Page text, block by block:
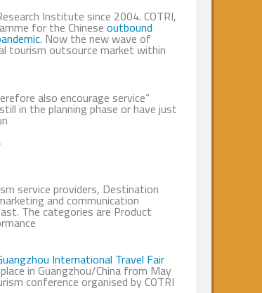
Research Institute since 2004. COTRI,
programme for the Chineseoutbound
to thepandemic. Now the new wave of
tourism outsource market within
“we therefore also encourage service
are still in the planning phase or have just
begun.”
Georg
tourism service providers, Destination
marketing and communication
in the past. The categories are Product
Performance.
at theGuangzhou International Travel Fair
take place in Guangzhou/China from May
tourism conference organised by COTRI.